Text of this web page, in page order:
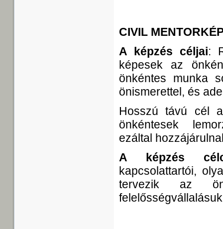
CIVIL
A képzés céljai:
képesek az
önkéntes munka
önismerettel, és
Hosszú távú cél
önkéntesek
ezáltal
A képzés
kapcsolattartói,
tervezik az